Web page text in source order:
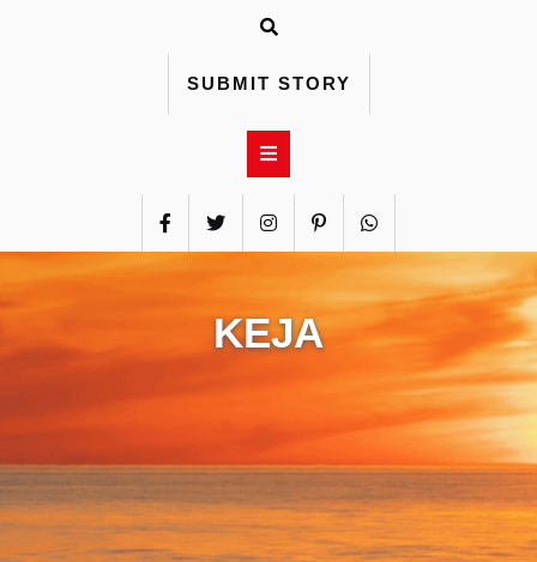
SUBMIT STORY
KEJA